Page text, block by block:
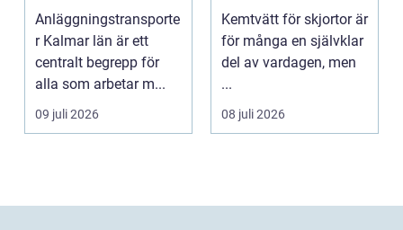
byggprojekt
Anläggningstransporte
r Kalmar län är ett
centralt begrepp för
alla som arbetar m...
09 juli 2026
fungerar
professionell
klädvård i
Kemtvätt för skjortor är
för många en självklar
del av vardagen, men
...
08 juli 2026